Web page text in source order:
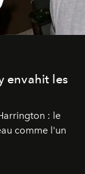
envahit les
: le
comme l'un